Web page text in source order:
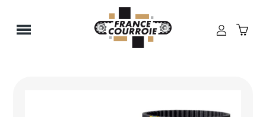
Panneau de gestion des cookies